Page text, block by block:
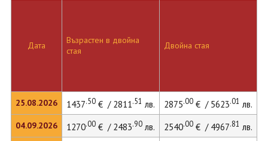
Дата
25.08.2026
04.09.2026
Възрастен в двойна
стая
Двойна стая
1437.50€ / 2811.51 лв. 2875.00€ / 5623.01 лв.
1270.00€ / 2483.90лв. 2540.00€ / 4967.81 лв.